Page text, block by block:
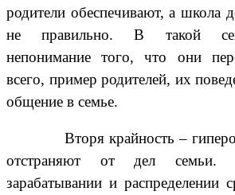
родители обеспечивают, а школа
не правильно. В такой
непонимание того, что они
всего, пример родителей, их
общение в семье.
Вторя крайность –
отстраняют от дел
зарабатывании и распределении